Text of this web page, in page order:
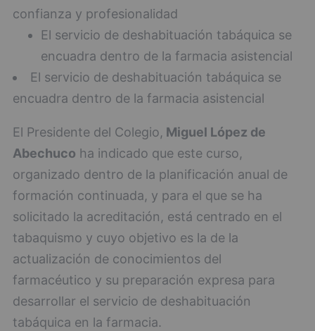
confianza y profesionalidad
El servicio de deshabituación tabáquica se
encuadra dentro de la farmacia asistencial
El servicio de deshabituación tabáquica se
encuadra dentro de la farmacia asistencial
El Presidente del Colegio, Miguel López de
Abechuco ha indicado que este curso,
organizado dentro de la planificación anual de
formación continuada, y para el que se ha
solicitado la acreditación, está centrado en el
tabaquismo y cuyo objetivo es la de la
actualización de conocimientos del
farmacéutico y su preparación expresa para
desarrollar el servicio de deshabituación
tabáquica en la farmacia.